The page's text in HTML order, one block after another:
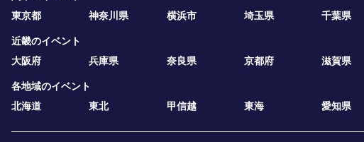
東京都
神奈川県 横浜市 埼玉県 千葉県
近畿のイベント
大阪府
兵庫県 奈良県 京都府 滋賀県
各地域のイベント
北海道
東北 甲信越 東海 愛知県